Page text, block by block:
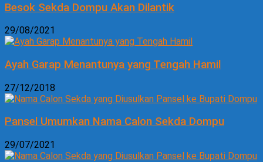
Besok Sekda Dompu Akan Dilantik
29/08/2021
Ayah Garap Menantunya yang Tengah Hamil
27/12/2018
Pansel Umumkan Nama Calon Sekda Dompu
29/07/2021